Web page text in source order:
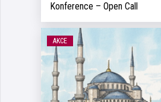
Konference – Open Call
AKCE